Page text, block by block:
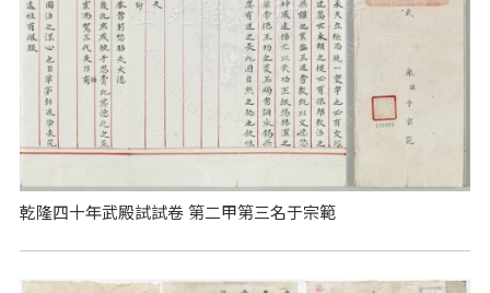
乾隆四十年武殿試試卷 第二甲第三名于宗範